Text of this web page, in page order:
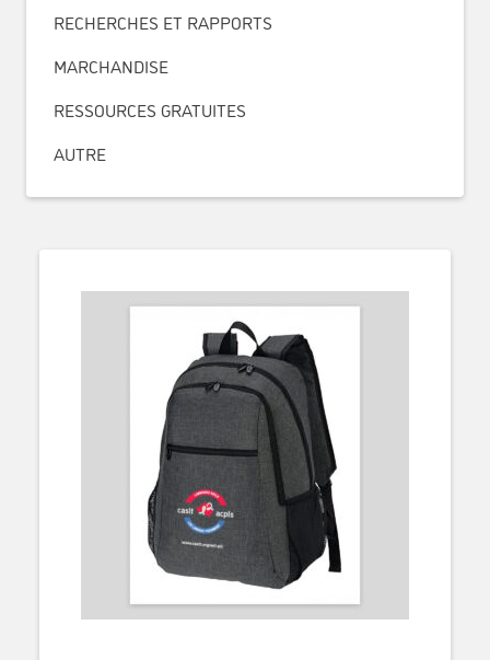
RECHERCHES ET RAPPORTS
MARCHANDISE
RESSOURCES GRATUITES
AUTRE